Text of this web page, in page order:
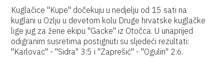
Kuglačice "Kupe" dočekuju u nedjelju od 15 sati na
kuglani u Ozlju u devetom kolu Druge hrvatske kuglačke
lige jug za žene ekipu "Gacke" iz Otočca. U unaprijed
odigranim susretima postignuti su sljedeći rezultati:
"Karlovac" - "Sidra" 3:5 i "Zaprešić" - "Ogulin" 2:6.